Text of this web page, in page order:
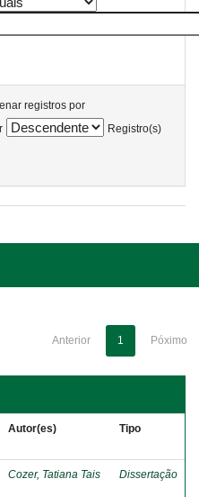
registros por
Registro(s)
Anterior 1 Póximo
Autor(es) Tipo
Cozer, Tatiana Tais Dissertação